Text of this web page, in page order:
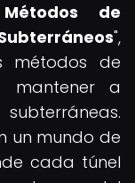
de
",
métodos de
mantener a
un mundo de
cada túnel